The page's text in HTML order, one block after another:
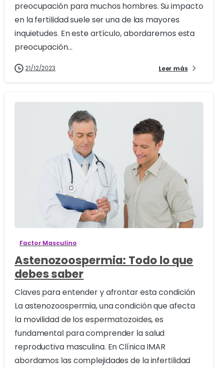
preocupación para muchos hombres. Su impacto
en la fertilidad suele ser una de las mayores
inquietudes. En este artículo, abordaremos esta
preocupación...
21/12/2023 Leer más
0
Factor Masculino
Astenozoospermia: Todo lo que
debes saber
Claves para entender y afrontar esta condición
La astenozoospermia, una condición que afecta
la movilidad de los espermatozoides, es
fundamental para comprender la salud
reproductiva masculina. En Clínica IMAR
abordamos las complejidades de la infertilidad